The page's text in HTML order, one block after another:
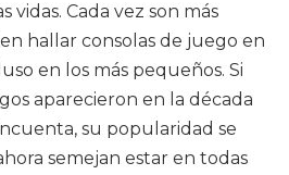
vidas. Cada vez son más
hallar consolas de juego en
en los más pequeños. Si
aparecieron en la década
su popularidad se
semejan estar en todas